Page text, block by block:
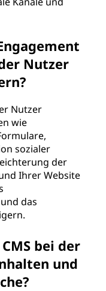
Nutzer
Nutzer
wie
sozialer
der
Ihrer Website
das
bei der
und